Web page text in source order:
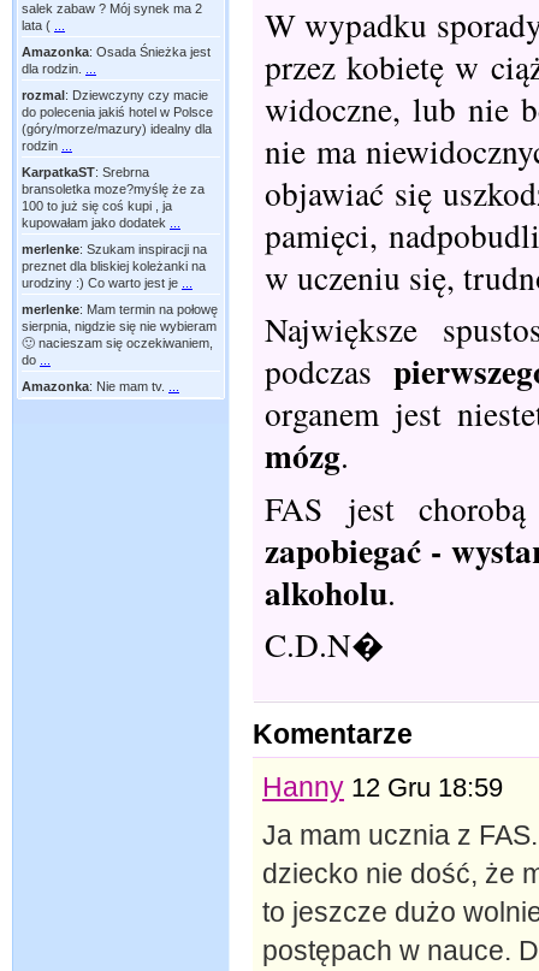
salek zabaw ? Mój synek ma 2
lata (
Amazonka: Osada Śnieżka jest
dla rodzin.
rozmal: Dziewczyny czy macie
do polecenia jakiś hotel w Polsce
(góry/morze/mazury) idealny dla
rodzin
KarpatkaST: Srebrna
bransoletka moze?myślę że za
100 to już się coś kupi , ja
kupowałam jako dodatek
merlenke: Szukam inspiracji na
preznet dla bliskiej koleżanki na
urodziny :) Co warto jest je
merlenke: Mam termin na połowę
sierpnia, nigdzie się nie wybieram
🙂 nacieszam się oczekiwaniem,
do
Amazonka: Nie mam tv.
W wypadku
przez kobietę w
widoczne, lub nie
nie ma
objawiać się
pamięci,
w uczeniu się,
Największe
podczas
organem jest
mózg.
FAS jest
zapobiegać -
alkoholu.
C.D.N�
Komentarze
Hanny 12 Gru 18:59
Ja mam ucznia z
dziecko nie dość, że
to jeszcze dużo
postępach w nauce.